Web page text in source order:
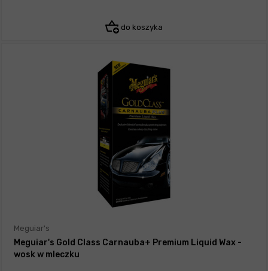
do koszyka
Meguiar's
Meguiar's Gold Class Carnauba+ Premium Liquid Wax -
wosk w mleczku